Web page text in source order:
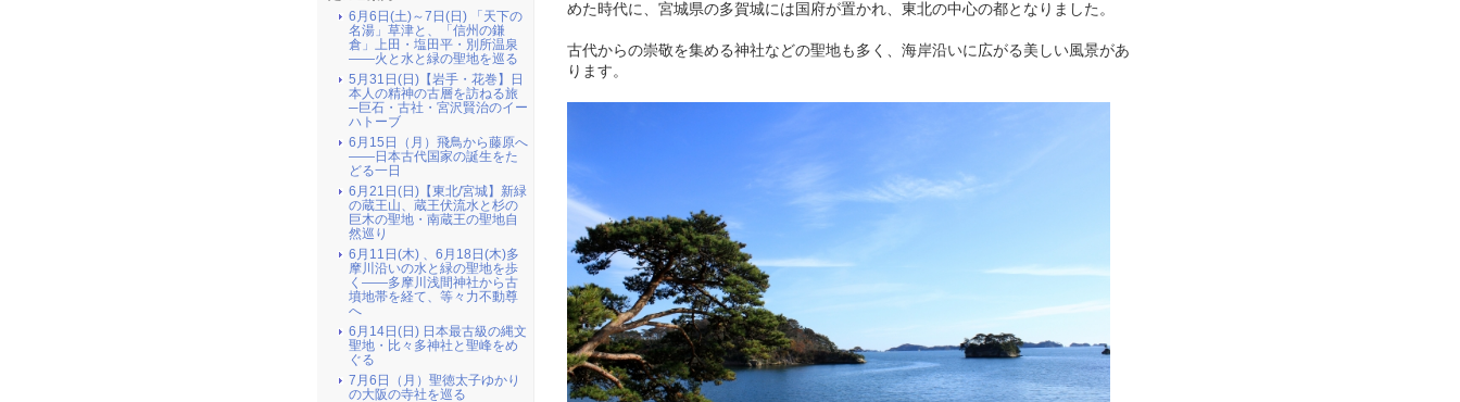
めた時代に、宮城県の多賀城には国府が置かれ、東北の中心の都となりました。
古代からの崇敬を集める神社などの聖地も多く、海岸沿いに広がる美しい風景があ
ります。
6月6日(土)～7日(日) 「天下の
名湯」草津と、「信州の鎌
倉」上田・塩田平・別所温泉
――火と水と緑の聖地を巡る
5月31日(日)【岩手・花巻】日
本人の精神の古層を訪ねる旅
─巨石・古社・宮沢賢治のイー
ハトーブ
6月15日（月）飛鳥から藤原へ
――日本古代国家の誕生をた
どる一日
6月21日(日)【東北/宮城】新緑
の蔵王山、蔵王伏流水と杉の
巨木の聖地・南蔵王の聖地自
然巡り
6月11日(木) 、6月18日(木)多
摩川沿いの水と緑の聖地を歩
く――多摩川浅間神社から古
墳地帯を経て、等々力不動尊
へ
6月14日(日) 日本最古級の縄文
聖地・比々多神社と聖峰をめ
ぐる
7月6日（月）聖徳太子ゆかり
の大阪の寺社を巡る